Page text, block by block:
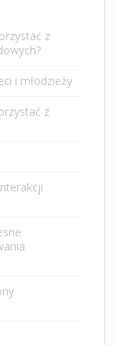
z
i młodzieży
z